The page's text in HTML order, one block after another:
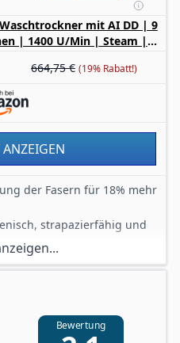
mit AI DD | 9
| 1400 U/Min | Steam |
Trommel | Wi-Fi-
| Weiß664,75 € (19% Rabatt!)
der Fasern für 18% mehr
strapazierfähig und
hygienisch und
Wäschestücke einfach
langlebiger
Bewertung